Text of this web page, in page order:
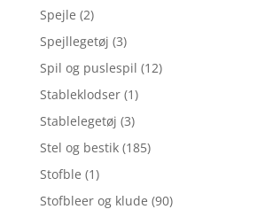
Spejle (2)
Spejllegetøj (3)
Spil og puslespil (12)
Stableklodser (1)
Stablelegetøj (3)
Stel og bestik (185)
Stofble (1)
Stofbleer og klude (90)